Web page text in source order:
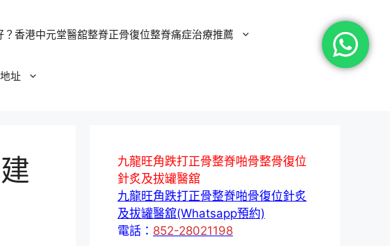
？香港中元堂醫舘整脊正骨復位整脊痛症治療推薦
址
九龍旺角跌打正骨整脊啪骨整骨復位
針炙及拔罐醫舘
九龍旺角跌打正骨整脊啪骨復位針炙
及拔罐醫舘(Whatsapp預約)
電話： 852-28021198